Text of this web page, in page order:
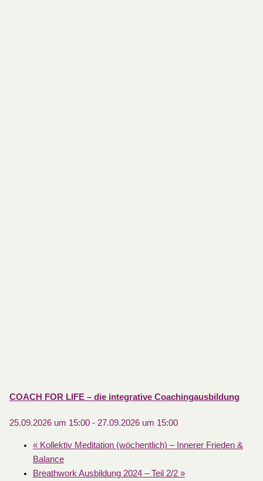
COACH FOR LIFE – die integrative Coachingausbildung
25.09.2026 um 15:00- 27.09.2026 um 15:00
«Kollektiv Meditation (wöchentlich) – Innerer Frieden &
Balance
Breathwork Ausbildung 2024 – Teil 2/2 »